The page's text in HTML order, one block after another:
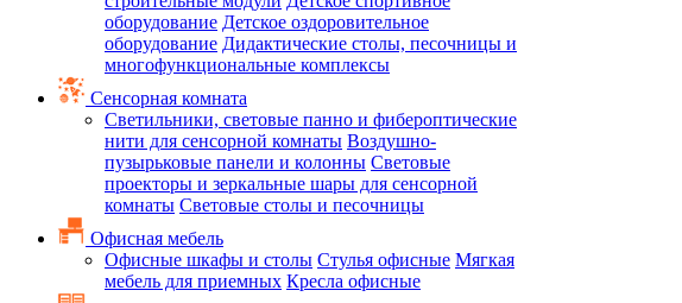
оборудование Детское оздоровительное
оборудование Дидактические столы, песочницы и
многофункциональные комплексы
Сенсорная комната
Светильники, световые панно и фибероптические
нити для сенсорной комнаты Воздушно-
пузырьковые панели и колонны Световые
проекторы и зеркальные шары для сенсорной
комнаты Световые столы и песочницы
Офисная мебель
Офисные шкафы и столы Стулья офисные Мягкая
мебель для приемных Кресла офисные